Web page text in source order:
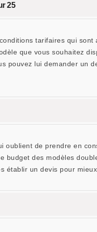
25
tarifaires qui sont
que vous souhaitez
pouvez lui demander un
de prendre en
budget des modèles
établir un devis pour